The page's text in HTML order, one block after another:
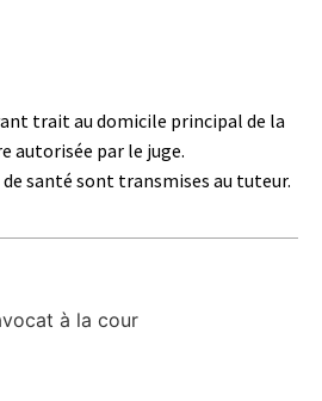
trait au domicile principal de la
autorisée par le juge.
santé sont transmises au tuteur.